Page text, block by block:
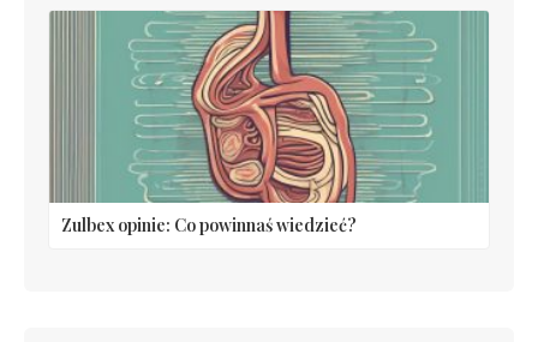
Zulbex opinie: Co powinnaś wiedzieć?